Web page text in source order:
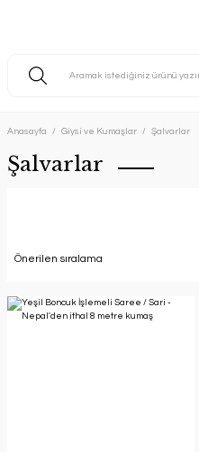
Anasayfa Giysi ve Kumaşlar Şalvarlar
Şalvarlar